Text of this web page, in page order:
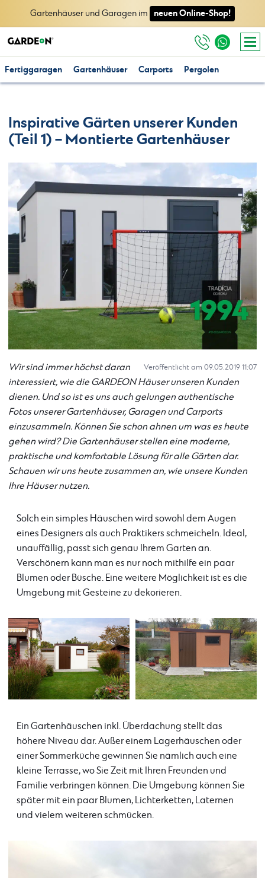
Gartenhäuser und Garagen im neuen Online-Shop!
Fertiggaragen Gartenhäuser Carports Pergolen
Inspirative Gärten unserer Kunden
(Teil 1) – Montierte Gartenhäuser
Veröffentlicht am 09.05.2019 11:07
Wir sind immer höchst daran
interessiert, wie die GARDEON Häuser unseren Kunden
dienen. Und so ist es uns auch gelungen authentische
Fotos unserer Gartenhäuser, Garagen und Carports
einzusammeln. Können Sie schon ahnen um was es heute
gehen wird? Die Gartenhäuser stellen eine moderne,
praktische und komfortable Lösung für alle Gärten dar.
Schauen wir uns heute zusammen an, wie unsere Kunden
Ihre Häuser nutzen.
Solch ein simples Häuschen wird sowohl dem Augen
eines Designers als auch Praktikers schmeicheln. Ideal,
unauffällig, passt sich genau Ihrem Garten an.
Verschönern kann man es nur noch mithilfe ein paar
Blumen oder Büsche. Eine weitere Möglichkeit ist es die
Umgebung mit Gesteine zu dekorieren.
Ein Gartenhäuschen inkl. Überdachung stellt das
höhere Niveau dar. Außer einem Lagerhäuschen oder
einer Sommerküche gewinnen Sie nämlich auch eine
kleine Terrasse, wo Sie Zeit mit Ihren Freunden und
Familie verbringen können. Die Umgebung können Sie
später mit ein paar Blumen, Lichterketten, Laternen
und vielem weiteren schmücken.